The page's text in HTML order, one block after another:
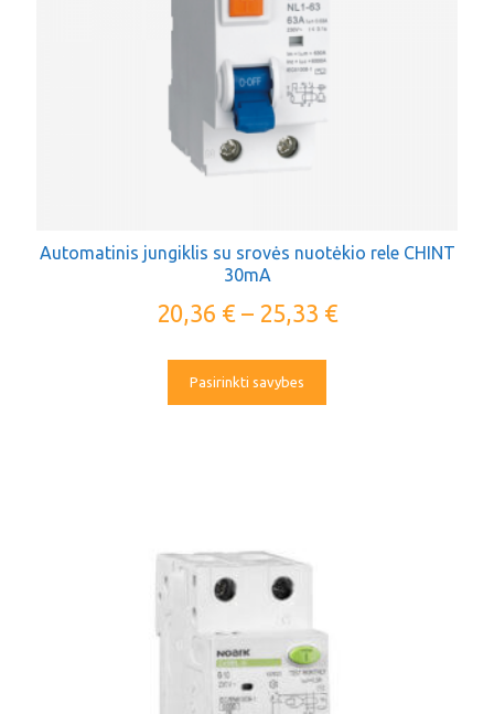
Automatinis jungiklis su srovės nuotėkio rele CHINT
30mA
20,36 €– 25,33 €
Pasirinkti savybes